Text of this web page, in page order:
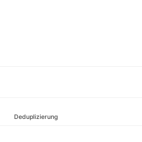
Deduplizierung